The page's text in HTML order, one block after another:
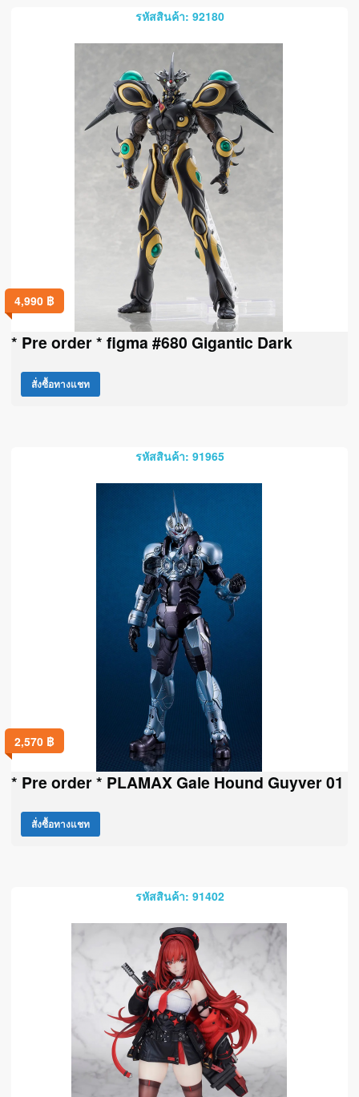
รหัสสินค้า: 92180
4,990 ฿
* Pre order * figma #680 Gigantic Dark
สั่งซื้อทางแชท
รหัสสินค้า: 91965
2,570 ฿
* Pre order * PLAMAX Gale Hound Guyver 01
สั่งซื้อทางแชท
รหัสสินค้า: 91402